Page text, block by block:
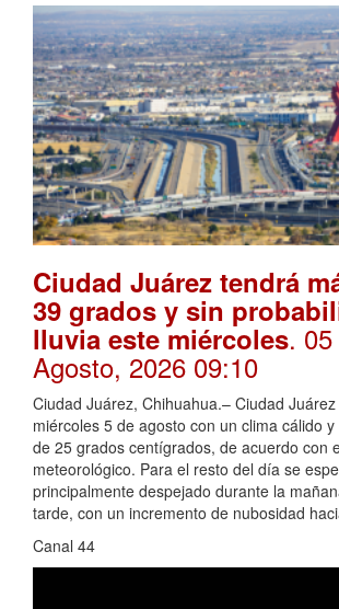
Ciudad Juárez tendrá
39 grados y sin
lluvia este miércoles.
Agosto, 2026 09:10
Ciudad Juárez, Chihuahua.– Ciudad
miércoles 5 de agosto con un clima cálido
de 25 grados centígrados, de acuerdo con
meteorológico. Para el resto del día se
principalmente despejado durante la
tarde, con un incremento de nubosidad
Canal 44